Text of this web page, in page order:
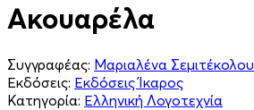
Ακουαρέλα
Συγγραφέας: Μαριαλένα Σεμιτέκολου
Εκδόσεις: Εκδόσεις Ίκαρος
Κατηγορία: Ελληνική Λογοτεχνία